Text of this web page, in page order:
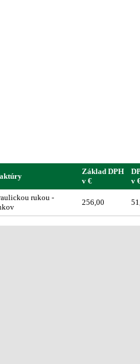
Základ DPH
v €
v
rukou -
256,00